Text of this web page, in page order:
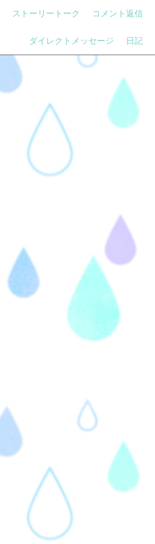
ストーリートーク コメント返信
ダイレクトメッセージ 日記